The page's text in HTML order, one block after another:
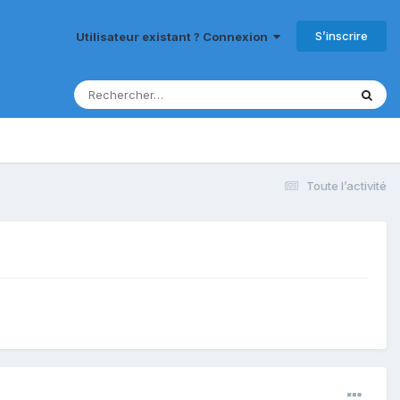
Utilisateur existant ? Connexion S’inscrire
Toute l’activité